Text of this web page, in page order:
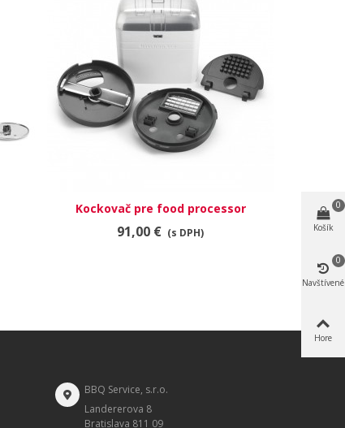
RÝCHLY NÁHĽAD
Kockovač pre food processor
KFP1644 (12mm)
91,00 € (s DPH)
BBQ Service, s.r.o.
Landererova 8
Bratislava 811 09
Košík
0
Navštívené
0
Hore